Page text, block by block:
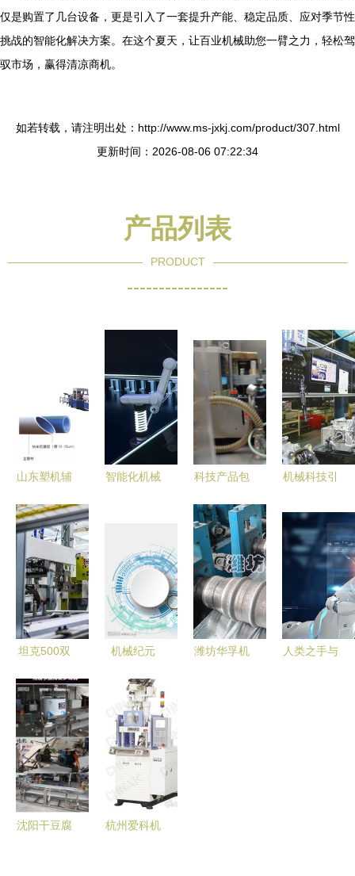
仅是购置了几台设备，更是引入了一套提升产能、稳定品质、应对季节性
挑战的智能化解决方案。在这个夏天，让百业机械助您一臂之力，轻松驾
驭市场，赢得清凉商机。
如若转载，请注明出处：http://www.ms-jxkj.com/product/307.html
更新时间：2026-08-06 07:22:34
产品列表
PRODUCT
----------------
山东塑机辅
航塑料机械
配套产业高
质量发展
智能化机械
科技产品包
机械美学
机械科技引
坦克500双
解析 开启
智慧工厂探
秘之旅
机械纪元
的科技未来
潍坊华孚机
人类之手与
沈阳干豆腐
杭州爱科机